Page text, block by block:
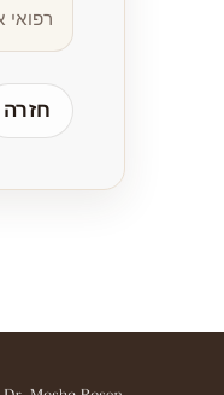
רפואי
חזרה